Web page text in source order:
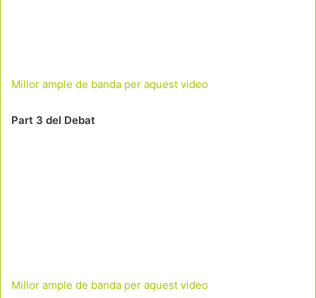
Millor ample de banda per aquest video
Part 3 del Debat
Millor ample de banda per aquest video